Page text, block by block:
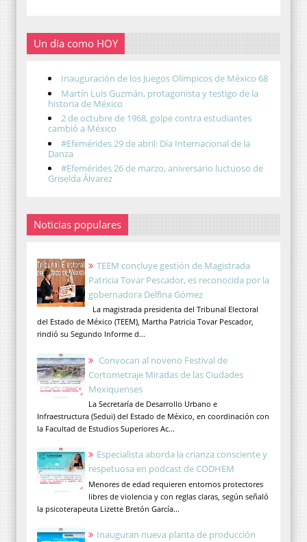
Un día como HOY
Inauguración de los Juegos Olímpicos de México 68
Martín Luis Guzmán, protagonista y testigo de la
historia de México
2 de octubre de 1968, golpe contra estudiantes
cambió a México
#Efemérides 29 de abril: Día Internacional de la
Danza
#Efemérides 26 de marzo, aniversario luctuoso de
Griselda Álvarez
Noticias populares
TEEM concluye gestión de Magistrada
Patricia Tovar Pescador, es reconocida por la
gobernadora Delfina Gómez
La magistrada presidenta del Tribunal Electoral
del Estado de México (TEEM), Martha Patricia Tovar Pescador,
rindió su Segundo Informe d...
Convocan al noveno Festival de
Cortometraje Miradas de las Ciudades
Mexiquenses
La Secretaría de Desarrollo Urbano e
Infraestructura (Sedui) del Estado de México, en coordinación con
la Facultad de Estudios Superiores Ac...
Especialista aborda la crianza consciente y
respetuosa en podcast de CODHEM
Menores de edad requieren entornos protectores
libres de violencia y con reglas claras, según señaló
la psicoterapeuta Lizette Bretón García...
Inauguran nueva planta de producción